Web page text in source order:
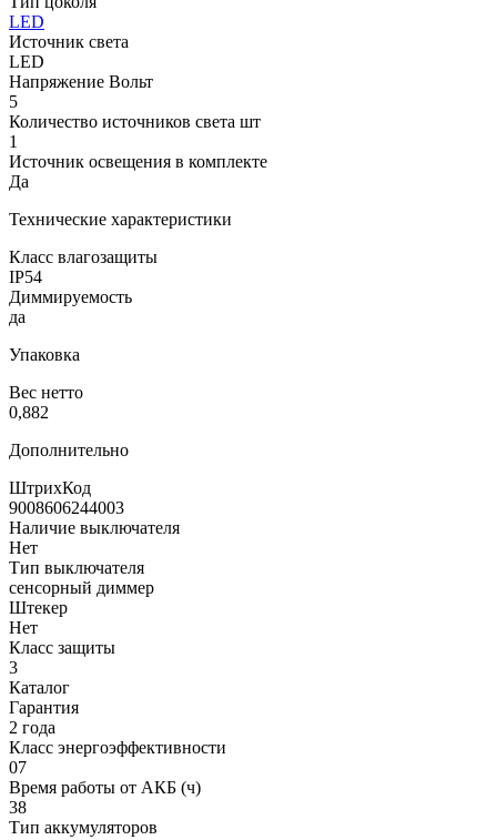
LED
Источник света
LED
Напряжение Вольт
5
Количество источников света шт
1
Источник освещения в комплекте
Да
Технические характеристики
Класс влагозащиты
IP54
Диммируемость
да
Упаковка
Вес нетто
0,882
Дополнительно
ШтрихКод
9008606244003
Наличие выключателя
Нет
Тип выключателя
сенсорный диммер
Штекер
Нет
Класс защиты
3
Каталог
Гарантия
2 года
Класс энергоэффективности
07
Время работы от АКБ (ч)
38
Тип аккумуляторов